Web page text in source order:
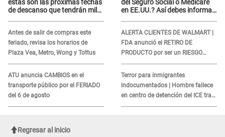
estas son las próximas fechas
de descanso que tendrán miles
Antes de salir de compras este
feriado, revisa los horarios de
Plaza Vea, Metro, Wong y Tottus
ATU anuncia CAMBIOS en el
transporte público por el FERIADO
del 6 de agosto
del Seguro Social o Medicare
en EE.UU.? Así debes informar
ALERTA CLIENTES DE WALMART |
FDA anunció el RETIRO DE
PRODUCTO por ser un RIESGO
MORTAL para consumidores: ¿Cuál
es?
Terror para inmigrantes
indocumentados | Hombre fallece
en centro de detención del ICE tras
sufrir una "emergencia médica"
Regresar al inicio